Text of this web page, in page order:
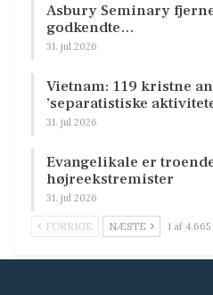
Asbury Seminary
godkendte…
31. jul 2026
Vietnam: 119 kristne
’separatistiske
31. jul 2026
Evangelikale er
højreekstremister
31. jul 2026
FORRIGE NÆSTE 1 af 4.665